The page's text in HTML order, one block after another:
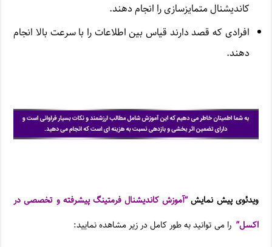
کاندیشنال متمایزسازی را انجام دهند.
افرادی که قصد دارند قیاس بین اطلاعات را با سرعت بالا انجام
دهند.
ویدئوی پیش نمایش“آموزش کاندیشنال فرمتینگ پیشرفته و تخصصی در
اکسل”را می توانید به طور کامل در زیر مشاهده نمایید: